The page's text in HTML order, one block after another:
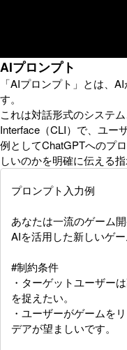
AIプロンプト
「AIプロンプト」とは、
す。
これは対話形式のシステ
Interface（CLI）で、ユー
例としてChatGPTへのプ
しいのかを明確に伝える指
プロンプト入力例
あなたは一流のゲーム
AIを活用した新しいゲ
#制約条件
・ターゲットユーザー
を捉えたい。
・ユーザーがゲームを
デアが望ましいです。